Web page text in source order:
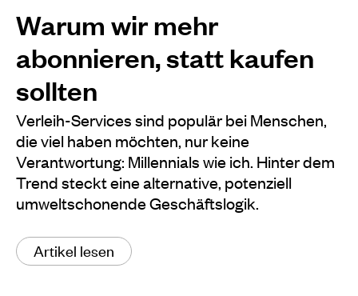
Warum wir mehr
abonnieren, statt kaufen
sollten
Verleih-Services sind populär bei Menschen,
die viel haben möchten, nur keine
Verantwortung: Millennials wie ich. Hinter dem
Trend steckt eine alternative, potenziell
umweltschonende Geschäftslogik.
Artikel lesen